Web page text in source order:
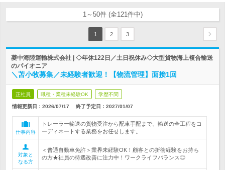
1～50件 (全121件中)
1 2 3
菱中海陸運輸株式会社 | ◇年休122日／土日祝休み◇大型貨物海上複合輸送
のパイオニア
＼苫小牧募集／未経験者歓迎！【物流管理】面接1回
正社員 職種・業種未経験OK 学歴不問
情報更新日：2026/07/17 終了予定日： 2027/01/07
仕事内容
トレーラー輸送の貨物受注から配車手配まで、輸送の全工程をコ
ーディネートする業務をお任せします。
対象と
なる方
＜普通自動車免許＞業界未経験OK！顧客との折衝経験をお持ち
の方★社員の待遇改善に注力中！ワークライフバランス◎